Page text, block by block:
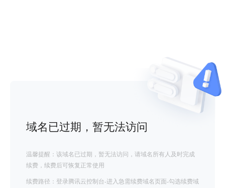
域名已过期，暂无法访问
温馨提醒：该域名已过期，暂无法访问，请域名所有人及时完成
续费，续费后可恢复正常使用
续费路径：登录腾讯云控制台-进入急需续费域名页面-勾选续费域